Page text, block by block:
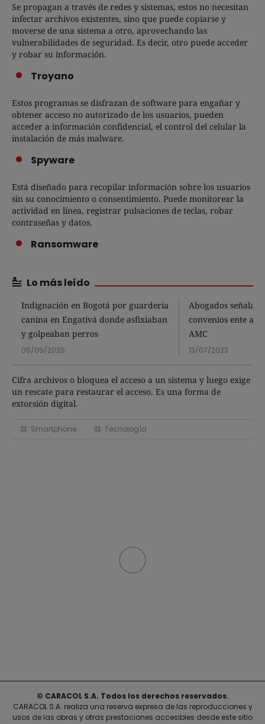
Se propagan a través de redes y sistemas, estos no necesitan
infectar archivos existentes, sino que puede copiarse y
moverse de una sistema a otro, aprovechando las
vulnerabilidades de seguridad. Es decir, otro puede acceder
y robar su información.
Troyano
Estos programas se disfrazan de software para engañar y
obtener acceso no autorizado de los usuarios, pueden
acceder a información confidencial, el control del celular la
instalación de más malware.
Spyware
Está diseñado para recopilar información sobre los usuarios
sin su conocimiento o consentimiento. Puede monitorear la
actividad en línea, registrar pulsaciones de teclas, robar
contraseñas y datos.
Ransomware
Lo más leído
Indignación en Bogotá por guardería
canina en Engativá donde asfixiaban
y golpeaban perros
05/05/2025
Abogados
convenios ente
AMC
13/07/2023
Cifra archivos o bloquea el acceso a un sistema y luego exige
un rescate para restaurar el acceso. Es una forma de
extorsión digital.
Smartphone Tecnología
© CARACOL S.A. Todos los derechos reservados.
CARACOL S.A. realiza una reserva expresa de las reproducciones y
usos de las obras y otras prestaciones accesibles desde este sitio